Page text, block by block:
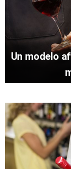
Un modelo